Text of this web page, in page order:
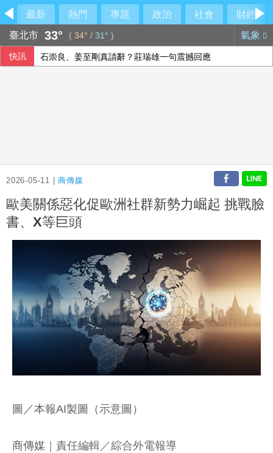
最新 熱門 專題 政治 社會
財經
臺北市 33° ( 34° / 31° ) 氣象
快訊 石崇良、姜至剛真請辭？莊瑞雄一句震撼回應
2026-05-11 |商傳媒
歐美關係惡化促歐洲社群新勢力崛起 挑戰臉
書、X等巨頭
圖／本報AI製圖（示意圖）
商傳媒 ｜責任編輯／綜合外電報導